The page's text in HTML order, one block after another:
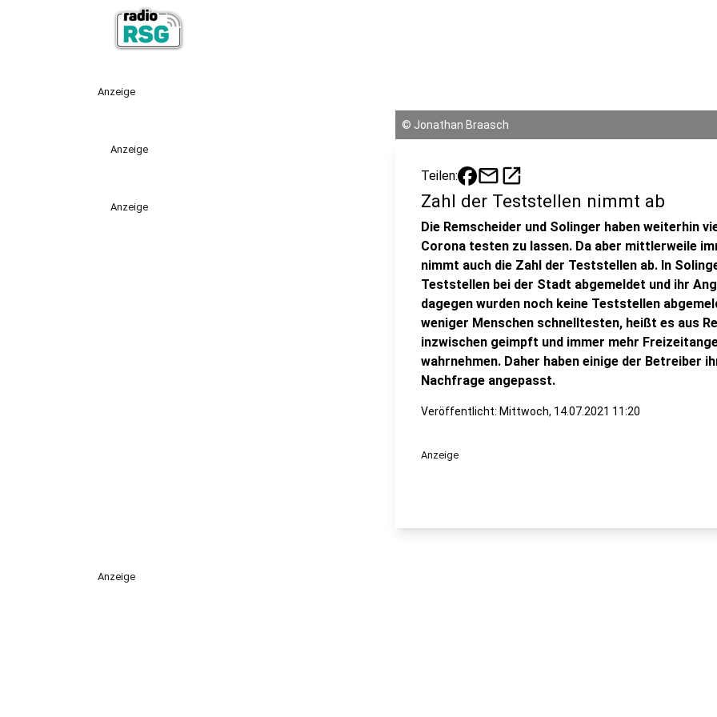
Anzeige
Anzeige
Anzeige
© Jonathan Braasch
Teilen: mailopen_in_new
Zahl der Teststellen nimmt ab
Die Remscheider und Solinger haben weiterhin
Corona testen zu lassen. Da aber mittlerweile
nimmt auch die Zahl der Teststellen ab. In
Teststellen bei der Stadt abgemeldet und ihr
dagegen wurden noch keine Teststellen
weniger Menschen schnelltesten, heißt es aus
inzwischen geimpft und immer mehr
wahrnehmen. Daher haben einige der Betreiber
Nachfrage angepasst.
Veröffentlicht: Mittwoch, 14.07.2021 11:20
Anzeige
Anzeige